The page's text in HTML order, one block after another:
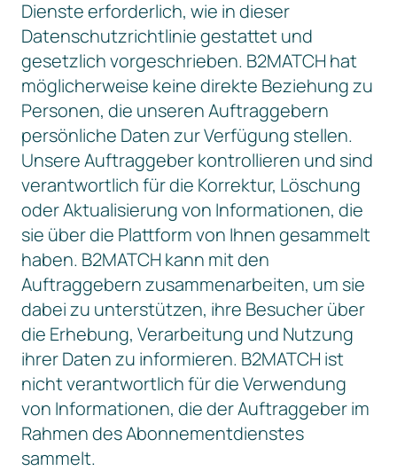
Dienste erforderlich, wie in dieser
Datenschutzrichtlinie gestattet und
gesetzlich vorgeschrieben. B2MATCH hat
möglicherweise keine direkte Beziehung zu
Personen, die unseren Auftraggebern
persönliche Daten zur Verfügung stellen.
Unsere Auftraggeber kontrollieren und sind
verantwortlich für die Korrektur, Löschung
oder Aktualisierung von Informationen, die
sie über die Plattform von Ihnen gesammelt
haben. B2MATCH kann mit den
Auftraggebern zusammenarbeiten, um sie
dabei zu unterstützen, ihre Besucher über
die Erhebung, Verarbeitung und Nutzung
ihrer Daten zu informieren. B2MATCH ist
nicht verantwortlich für die Verwendung
von Informationen, die der Auftraggeber im
Rahmen des Abonnementdienstes
sammelt.